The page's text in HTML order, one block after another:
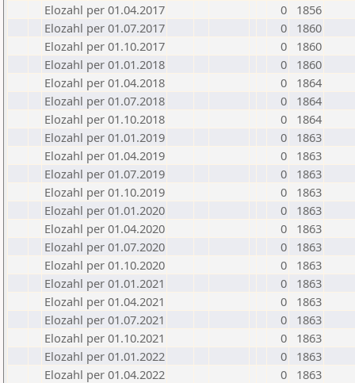
Elozahl per 01.04.2017
0
1856
Elozahl per 01.07.2017
0
1860
Elozahl per 01.10.2017
0
1860
Elozahl per 01.01.2018
0
1860
Elozahl per 01.04.2018
0
1864
Elozahl per 01.07.2018
0
1864
Elozahl per 01.10.2018
0
1864
Elozahl per 01.01.2019
0
1863
Elozahl per 01.04.2019
0
1863
Elozahl per 01.07.2019
0
1863
Elozahl per 01.10.2019
0
1863
Elozahl per 01.01.2020
0
1863
Elozahl per 01.04.2020
0
1863
Elozahl per 01.07.2020
0
1863
Elozahl per 01.10.2020
0
1863
Elozahl per 01.01.2021
0
1863
Elozahl per 01.04.2021
0
1863
Elozahl per 01.07.2021
0
1863
Elozahl per 01.10.2021
0
1863
Elozahl per 01.01.2022
0
1863
Elozahl per 01.04.2022
0
1863